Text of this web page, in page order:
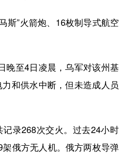
”火箭炮、16枚制导式航空
至4日凌晨，乌军对该州基
和供水中断，但未造成人员
录268次交火。过去24小时
俄方无人机。俄方两枚导弹